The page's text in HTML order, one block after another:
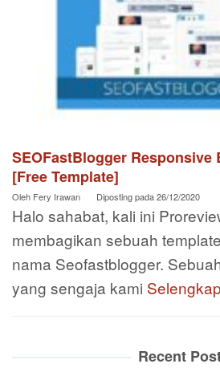
SEOFastBlogger Responsive
[Free Template]
Oleh Fery Irawan Diposting pada26/12/2020
Halo sahabat, kali ini
membagikan sebuah
nama Seofastblogger.
yang sengaja kami
Recent